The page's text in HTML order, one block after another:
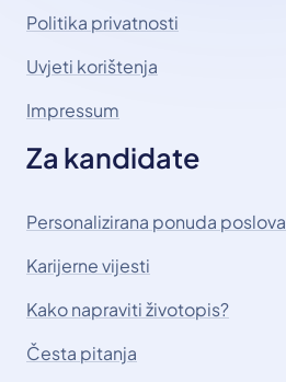
Politika privatnosti
Uvjeti korištenja
Impressum
Za kandidate
Personalizirana ponuda poslova
Karijerne vijesti
Kako napraviti životopis?
Česta pitanja